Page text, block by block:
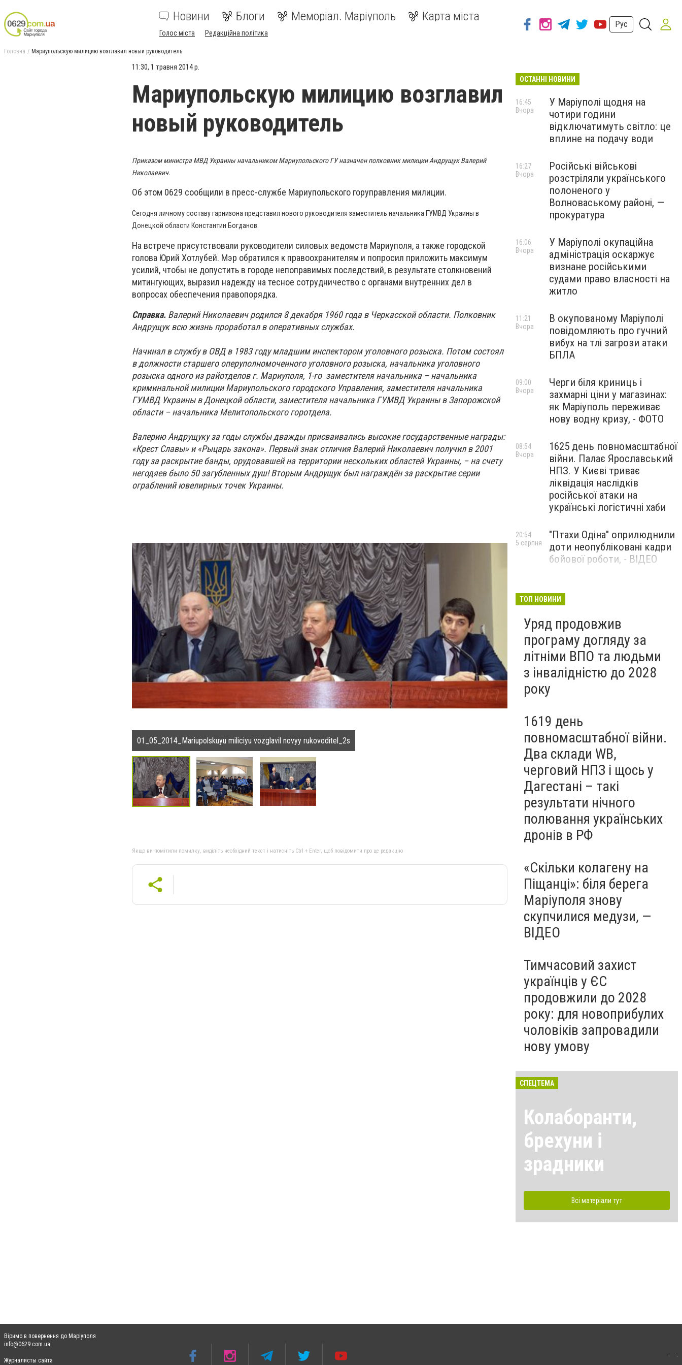
Новини Блоги Меморіал. Маріуполь Карта міста
Голос міста Редакційна політика
Рус
Головна Мариупольскую милицию возглавил новый руководитель
11:30, 1 травня 2014 р.
Мариупольскую милицию возглавил
новый руководитель
Приказом министра МВД Украины начальником Мариупольского ГУ назначен полковник милиции Андрущук Валерий
Николаевич.
Об этом 0629 сообщили в пресс-службе Мариупольского горуправления милиции.
Сегодня личному составу гарнизона представил нового руководителя заместитель начальника ГУМВД Украины в
Донецкой области Константин Богданов.
На встрече присутствовали руководители силовых ведомств Мариуполя, а также городской
голова Юрий Хотлубей. Мэр обратился к правоохранителям и попросил приложить максимум
усилий, чтобы не допустить в городе непоправимых последствий, в результате столкновений
митингующих, выразил надежду на тесное сотрудничество с органами внутренних дел в
вопросах обеспечения правопорядка.
Справка. Валерий Николаевич родился 8 декабря 1960 года в Черкасской области. Полковник
Андрущук всю жизнь проработал в оперативных службах.
Начинал в службу в ОВД в 1983 году младшим инспектором уголовного розыска. Потом состоял
в должности старшего оперуполномоченного уголовного розыска, начальника уголовного
розыска одного из райотделов г. Мариуполя, 1-го заместителя начальника – начальника
криминальной милиции Мариупольского городского Управления, заместителя начальника
ГУМВД Украины в Донецкой области, заместителя начальника ГУМВД Украины в Запорожской
области – начальника Мелитопольского горотдела.
Валерию Андрущуку за годы службы дважды присваивались высокие государственные награды:
«Крест Славы» и «Рыцарь закона». Первый знак отличия Валерий Николаевич получил в 2001
году за раскрытие банды, орудовавшей на территории нескольких областей Украины, – на счету
негодяев было 50 загубленных душ! Вторым Андрущук был награждён за раскрытие серии
ограблений ювелирных точек Украины.
01_05_2014_Mariupolskuyu miliciyu vozglavil novyy rukovoditel_2s 01_05_2014_Mariupolskuyu miliciyu vozglavil novyy
Якщо ви помітили помилку, виділіть необхідний текст і натисніть Ctrl + Enter, щоб повідомити про це редакцію
ОСТАННІ НОВИНИ
У Маріуполі щодня на
чотири години
відключатимуть світло: це
вплине на подачу води
16:45
Вчора
Російські військові
розстріляли українського
полоненого у
Волноваському районі, —
прокуратура
16:27
Вчора
У Маріуполі окупаційна
адміністрація оскаржує
визнане російськими
судами право власності на
житло
16:06
Вчора
В окупованому Маріуполі
повідомляють про гучний
вибух на тлі загрози атаки
БПЛА
11:21
Вчора
Черги біля криниць і
захмарні ціни у магазинах:
як Маріуполь переживає
нову водну кризу, - ФОТО
09:00
Вчора
1625 день повномасштабної
війни. Палає Ярославський
НПЗ. У Києві триває
ліквідація наслідків
російської атаки на
українські логістичні хаби
08:54
Вчора
"Птахи Одіна" оприлюднили
доти неопубліковані кадри
бойової роботи, - ВІДЕО
20:54
5 серпня
Бєдняков зіграє тата
новому українському
фільмі, - ФОТО
5 серпня
ТОП НОВИНИ
Уряд продовжив
програму догляду за
літніми ВПО та людьми
з інвалідністю до 2028
року
1619 день
повномасштабної війни.
Два склади WB,
черговий НПЗ і щось у
Дагестані – такі
результати нічного
полювання українських
дронів в РФ
«Скільки колагену на
Піщанці»: біля берега
Маріуполя знову
скупчилися медузи, —
ВІДЕО
Тимчасовий захист
українців у ЄС
продовжили до 2028
року: для новоприбулих
чоловіків запровадили
нову умову
СПЕЦТЕМА
Колаборанти,
брехуни і
зрадники
Всі матеріали тут
Віримо в повернення до Маріуполя
info@0629.com.ua
Журналисты сайта